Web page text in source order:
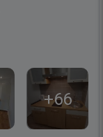
+66